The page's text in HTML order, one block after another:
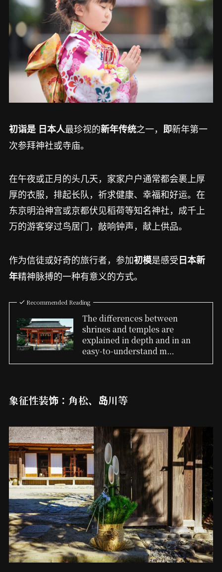
初诣是 日本人最珍视的新年传统之一， 即新年第一
次参拜神社或寺庙。
在午夜或正月的头几天，家家户户通常都会裹上厚
厚的衣服，排起长队，祈求健康、幸福和好运。在
东京明治神宫或京都伏见稻荷等知名神社，成千上
万的游客穿过鸟居门，敲响钟声，献上供品。
作为信徒或好奇的旅行者，参加初模是感受日本新
年精神脉搏的一种有意义的方式。
Recommended Reading
The differences between
shrines and temples are
explained in depth and in an
easy-to-understand m…
象征性装饰：角松、岛川等